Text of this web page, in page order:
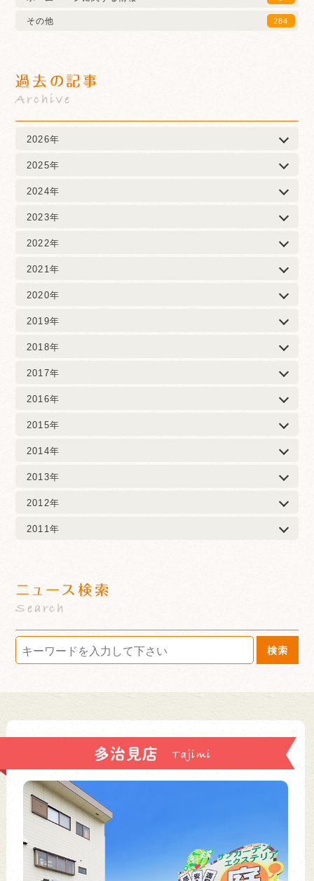
その他 284
過去の記事
Archive
2026年
2025年
2024年
2023年
2022年
2021年
2020年
2019年
2018年
2017年
2016年
2015年
2014年
2013年
2012年
2011年
ニュース検索
Search
検索
多治見店